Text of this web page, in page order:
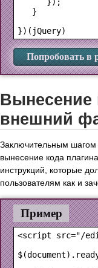
   }
Попробовать в
Вынесение
внешний
Заключительным шагом
вынесение кода
инструкций, которые
пользователям как и
Пример
<script src="/